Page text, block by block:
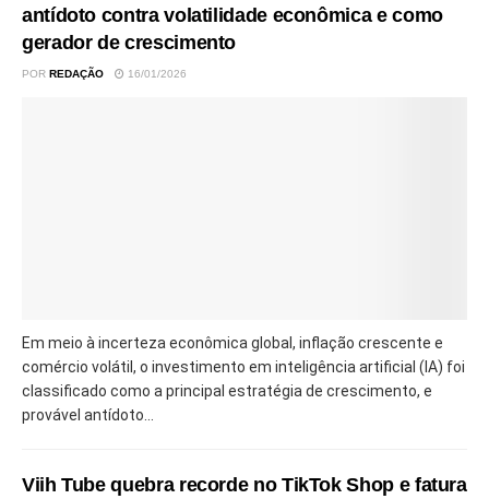
antídoto contra volatilidade econômica e como
gerador de crescimento
POR REDAÇÃO 16/01/2026
Em meio à incerteza econômica global, inflação crescente e
comércio volátil, o investimento em inteligência artificial (IA) foi
classificado como a principal estratégia de crescimento, e
provável antídoto...
Viih Tube quebra recorde no TikTok Shop e fatura